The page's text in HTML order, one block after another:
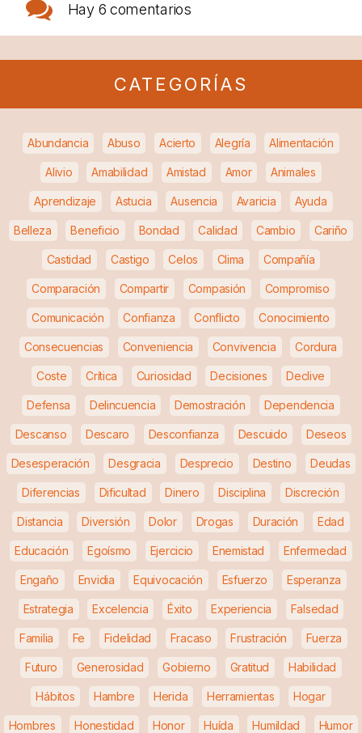
Hay 6 comentarios
CATEGORÍAS
Abundancia Abuso Acierto Alegría Alimentación
Alivio Amabilidad Amistad Amor Animales
Aprendizaje Astucia Ausencia Avaricia Ayuda
Belleza Beneficio Bondad Calidad Cambio Cariño
Castidad Castigo Celos Clima Compañía
Comparación Compartir Compasión Compromiso
Comunicación Confianza Conflicto Conocimiento
Consecuencias Conveniencia Convivencia Cordura
Coste Crítica Curiosidad Decisiones Declive
Defensa Delincuencia Demostración Dependencia
Descanso Descaro Desconfianza Descuido Deseos
Desesperación Desgracia Desprecio Destino Deudas
Diferencias Dificultad Dinero Disciplina Discreción
Distancia Diversión Dolor Drogas Duración Edad
Educación Egoísmo Ejercicio Enemistad Enfermedad
Engaño Envidia Equivocación Esfuerzo Esperanza
Estrategia Excelencia Éxito Experiencia Falsedad
Familia Fe Fidelidad Fracaso Frustración Fuerza
Futuro Generosidad Gobierno Gratitud Habilidad
Hábitos Hambre Herida Herramientas Hogar
Hombres Honestidad Honor Huída Humildad Humor